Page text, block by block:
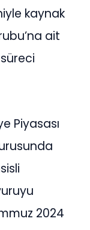
kaynak
ait
Piyasası
2024